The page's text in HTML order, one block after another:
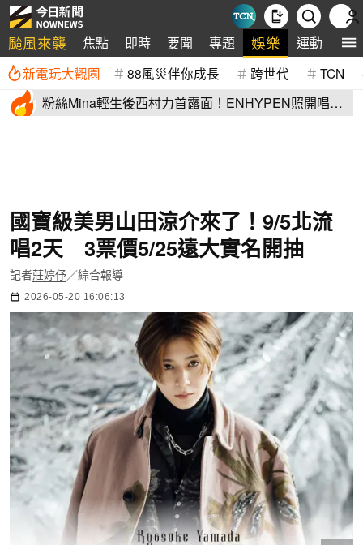
颱風來襲 焦點 即時 要聞 專題 娛樂 運動 全
新電玩大觀園 88風災伴你成長 跨世代 TCN
粉絲Mina輕生後西村力首露面！ENHYPEN照開唱
國寶級美男山田涼介來了！9/5北流
唱2天 3票價5/25遠大實名開抽
記者莊婷伃／綜合報導
2026-05-20 16:06:13